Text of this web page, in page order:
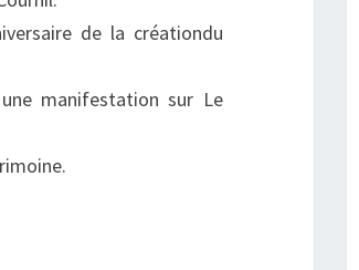
de la créationdu
manifestation sur Le